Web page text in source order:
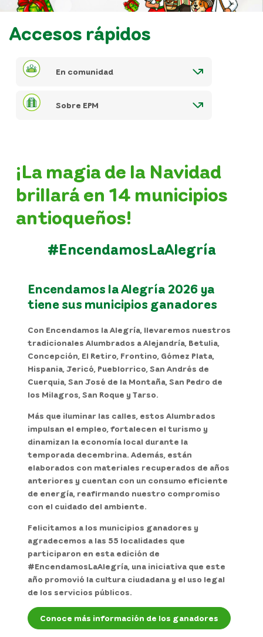
Accesos rápidos
En comunidad
Sobre EPM
¡La magia de la Navidad
brillará en 14 municipios
antioqueños!
#EncendamosLaAlegría
Encendamos la Alegría 2026 ya
tiene sus municipios ganadores
Con Encendamos la Alegría, llevaremos nuestros
tradicionales Alumbrados a Alejandría, Betulia,
Concepción, El Retiro, Frontino, Gómez Plata,
Hispania, Jericó, Pueblorrico, San Andrés de
Cuerquia, San José de la Montaña, San Pedro de
los Milagros, San Roque y Tarso.
Más que iluminar las calles, estos Alumbrados
impulsan el empleo, fortalecen el turismo y
dinamizan la economía local durante la
temporada decembrina. Además, están
elaborados con materiales recuperados de años
anteriores y cuentan con un consumo eficiente
de energía, reafirmando nuestro compromiso
con el cuidado del ambiente.
Felicitamos a los municipios ganadores y
agradecemos a las 55 localidades que
participaron en esta edición de
#EncendamosLaAlegría, una iniciativa que este
año promovió la cultura ciudadana y el uso legal
de los servicios públicos.
Conoce más información de los ganadores